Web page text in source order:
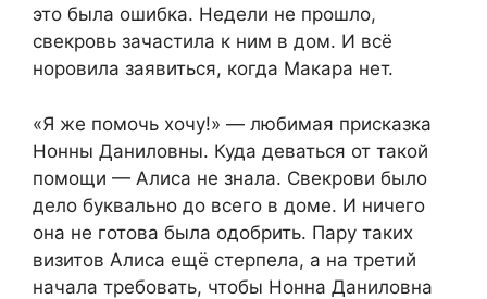
это была ошибка. Недели не прошло,
свекровь зачастила к ним в дом. И всё
норовила заявиться, когда Макара нет.
«Я же помочь хочу!» — любимая присказка
Нонны Даниловны. Куда деваться от такой
помощи — Алиса не знала. Свекрови было
дело буквально до всего в доме. И ничего
она не готова была одобрить. Пару таких
визитов Алиса ещё стерпела, а на третий
начала требовать, чтобы Нонна Даниловна